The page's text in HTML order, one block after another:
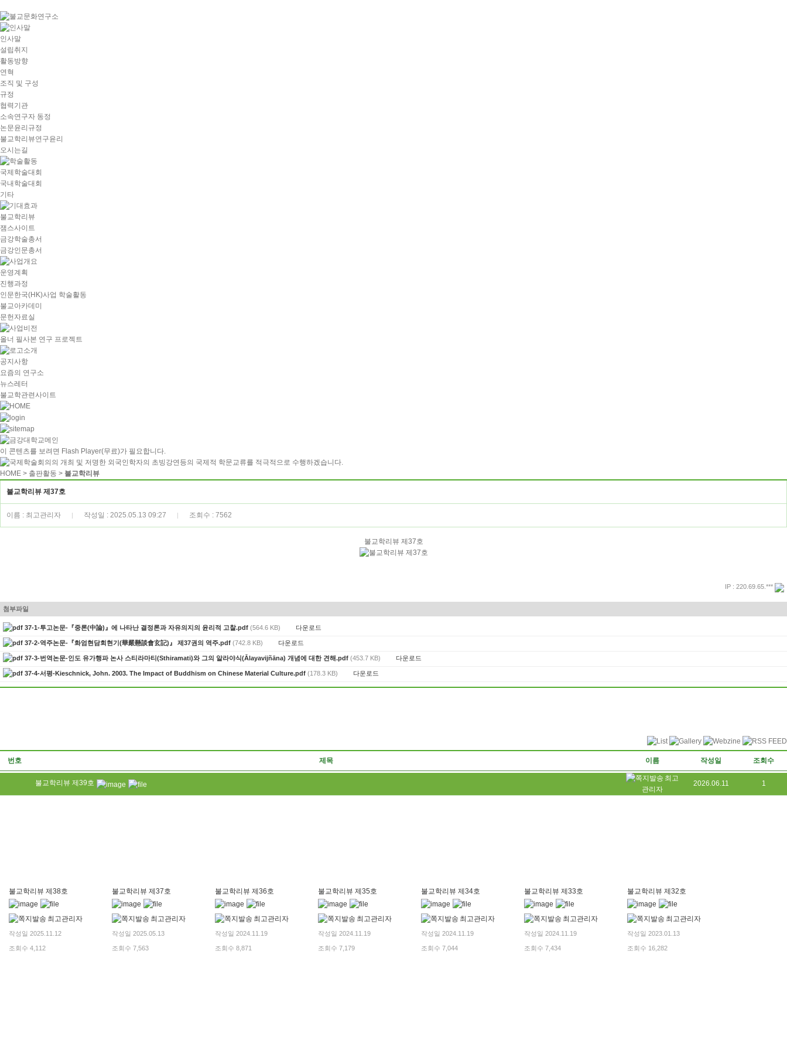
Local
Navigation
goto
Service
goto
copyright
인사말
설립취지
활동방향
연혁
조직 및 구성
규정
협력기관
소속연구자 동정
논문윤리규정
불교학리뷰연구윤리
오시는길
국제학술대회
국내학술대회
기타
불교학리뷰
잼스사이트
금강학술총서
금강인문총서
운영계획
진행과정
인문한국(HK)사업 학술활동
불교아카데미
문헌자료실
올너 필사본 연구 프로젝트
공지사항
요즘의 연구소
뉴스레터
불교학관련사이트
이 콘텐츠를 보려면 Flash Player(무료)가 필요합니다.
HOME > 출판활동 > 불교학리뷰
불교학리뷰 제37호
이름 : 최고관리자 작성일 : 2025.05.13 09:27 조회수 : 7562
불교학리뷰 제37호
IP : 220.69.65.***
첨부파일
37-1-투고논문-『중론(中論)』에 나타난 결정론과 자유의지의 윤리적 고찰.pdf (564.6 KB) 다운로드
37-2-역주논문-『화엄현담회현기(華嚴懸談會玄記)』 제37권의 역주.pdf (742.8 KB) 다운로드
37-3-번역논문-인도 유가행파 논사 스티라마티(Sthiramati)와 그의 알라야식(Ālayavijñāna) 개념에 대한 견해.pdf (453.7 KB) 다운로드
37-4-서평-Kieschnick, John. 2003. The Impact of Buddhism on Chinese Material Culture.pdf (178.3 KB) 다운로드
번호 제목 이름 작성일 조회수
불교학리뷰 제39호
최고
관리자
2026.06.11 1
불교학리뷰 제38호
최고관리자
작성일 2025.11.12
조회수 4,112
불교학리뷰 제37호
최고관리자
작성일 2025.05.13
조회수 7,563
불교학리뷰 제36호
최고관리자
작성일 2024.11.19
조회수 8,871
불교학리뷰 제35호
최고관리자
작성일 2024.11.19
조회수 7,179
불교학리뷰 제34호
최고관리자
작성일 2024.11.19
조회수 7,044
불교학리뷰 제33호
최고관리자
작성일 2024.11.19
조회수 7,434
불교학리뷰 제32호
최고관리자
작성일 2023.01.13
조회수 16,282